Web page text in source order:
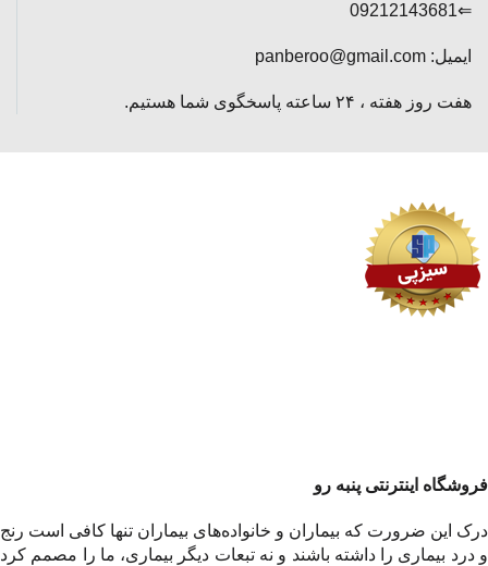
⇐09212143681
ایمیل: panberoo@gmail.com
هفت روز هفته ، ۲۴ ساعته پاسخگوی شما هستیم.
فروشگاه اینترنتی پنبه رو
درک این ضرورت که بیماران و خانواده‌های بیماران تنها کافی است رنج
و درد بیماری را داشته باشند و نه تبعات دیگر بیماری، ما را مصمم کرد